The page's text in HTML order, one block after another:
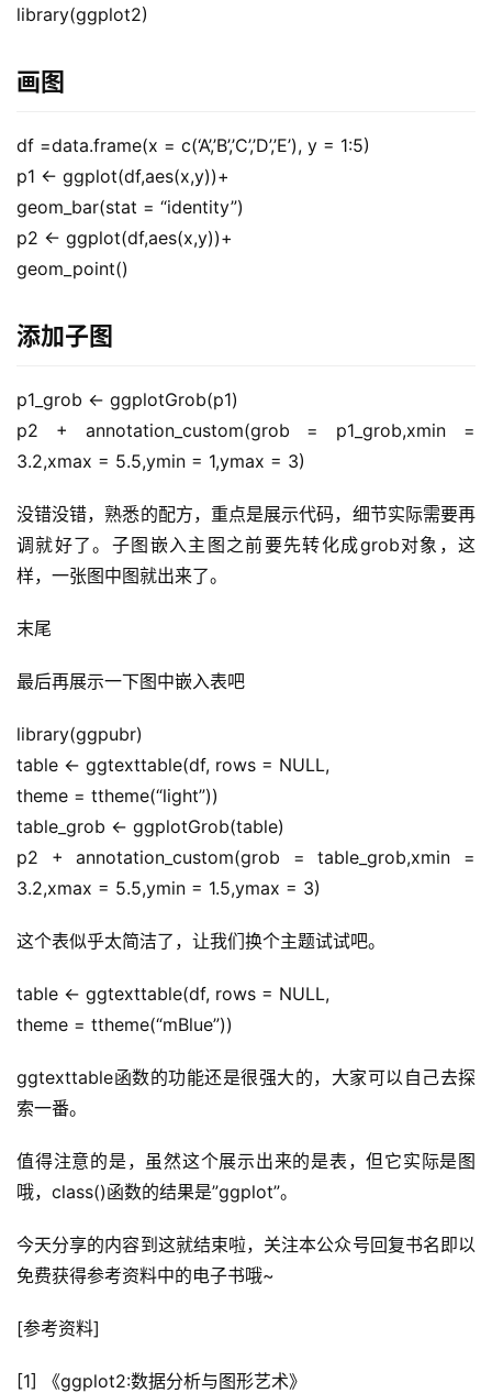
录
经
教
软
件
应
务
项
目
A
I
提
示
开
源
码
常
用
链
接
登录
library(ggplot2)
画图
df =data.frame(x = c(‘A’,’B’,’C’,’D’,’E’), y = 1:5)
p1 <- ggplot(df,aes(x,y))+
geom_bar(stat = “identity”)
p2 <- ggplot(df,aes(x,y))+
geom_point()
添加子图
p1_grob <- ggplotGrob(p1)
p2 + annotation_custom(grob = p1_grob,xmin =
3.2,xmax = 5.5,ymin = 1,ymax = 3)
没错没错，熟悉的配方，重点是展示代码，细节实际需要再
调就好了。子图嵌入主图之前要先转化成grob对象，这
样，一张图中图就出来了。
末尾
最后再展示一下图中嵌入表吧
library(ggpubr)
table <- ggtexttable(df, rows = NULL,
theme = ttheme(“light”))
table_grob <- ggplotGrob(table)
p2 + annotation_custom(grob = table_grob,xmin =
3.2,xmax = 5.5,ymin = 1.5,ymax = 3)
这个表似乎太简洁了，让我们换个主题试试吧。
table <- ggtexttable(df, rows = NULL,
theme = ttheme(“mBlue”))
ggtexttable函数的功能还是很强大的，大家可以自己去探
索一番。
值得注意的是，虽然这个展示出来的是表，但它实际是图
哦，class()函数的结果是”ggplot”。
今天分享的内容到这就结束啦，关注本公众号回复书名即以
免费获得参考资料中的电子书哦~
[参考资料]
[1] 《ggplot2:数据分析与图形艺术》